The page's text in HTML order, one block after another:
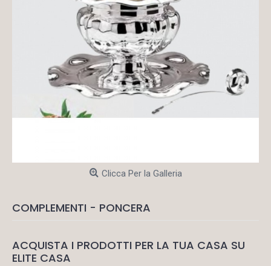
Clicca Per la Galleria
COMPLEMENTI - PONCERA
ACQUISTA I PRODOTTI PER LA TUA CASA SU
ELITE CASA